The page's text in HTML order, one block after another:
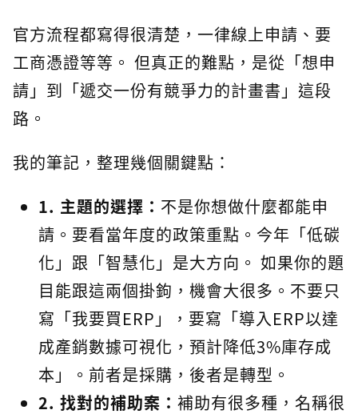
官方流程都寫得很清楚，一律線上申請、要
工商憑證等等。 但真正的難點，是從「想申
請」到「遞交一份有競爭力的計畫書」這段
路。
我的筆記，整理幾個關鍵點：
1. 主題的選擇： 不是你想做什麼都能申
請。要看當年度的政策重點。今年「低碳
化」跟「智慧化」是大方向。 如果你的題
目能跟這兩個掛鉤，機會大很多。不要只
寫「我要買ERP」，要寫「導入ERP以達
成產銷數據可視化，預計降低3%庫存成
本」。前者是採購，後者是轉型。
2. 找對的補助案： 補助有很多種，名稱很